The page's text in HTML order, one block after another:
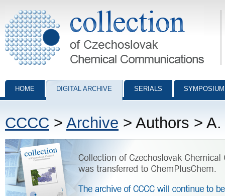
Collection of Czechoslovak Chemical Communications - digital
HOME DIGITAL ARCHIVE SERIALS
CCCC > Archive > Authors >